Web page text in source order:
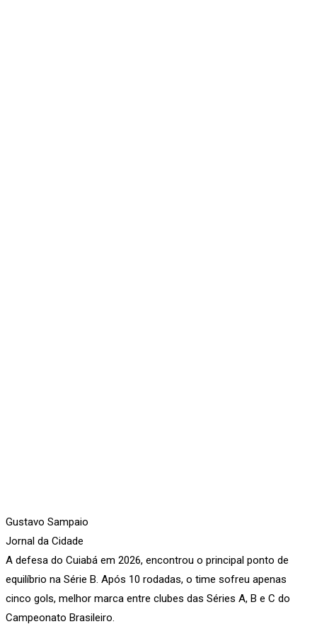
Gustavo Sampaio
Jornal da Cidade
A defesa do Cuiabá em 2026, encontrou o principal ponto de
equilíbrio na Série B. Após 10 rodadas, o time sofreu apenas
cinco gols, melhor marca entre clubes das Séries A, B e C do
Campeonato Brasileiro.